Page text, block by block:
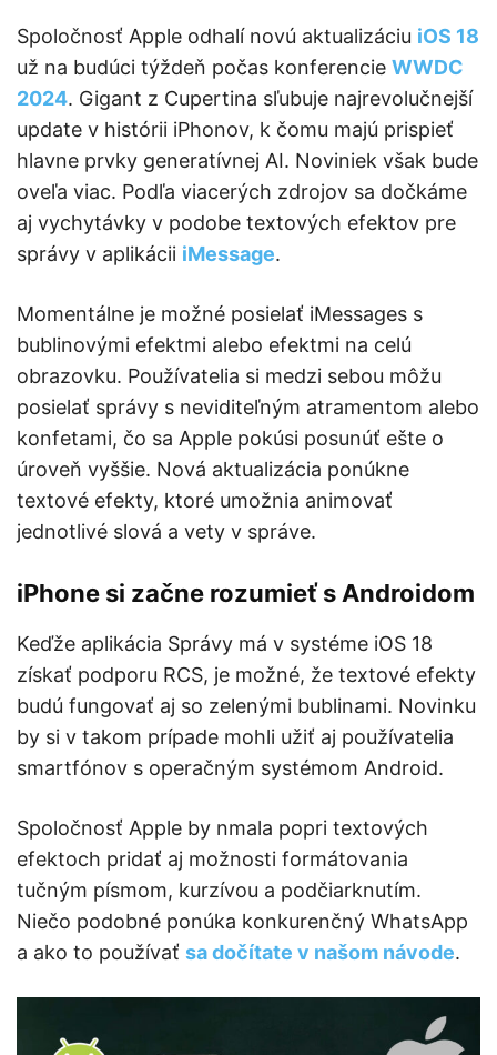
Spoločnosť Apple odhalí novú aktualizáciu iOS 18
už na budúci týždeň počas konferencie WWDC
2024. Gigant z Cupertina sľubuje najrevolučnejší
update v histórii iPhonov, k čomu majú prispieť
hlavne prvky generatívnej AI. Noviniek však bude
oveľa viac. Podľa viacerých zdrojov sa dočkáme
aj vychytávky v podobe textových efektov pre
správy v aplikácii iMessage.
Momentálne je možné posielať iMessages s
bublinovými efektmi alebo efektmi na celú
obrazovku. Používatelia si medzi sebou môžu
posielať správy s neviditeľným atramentom alebo
konfetami, čo sa Apple pokúsi posunúť ešte o
úroveň vyššie. Nová aktualizácia ponúkne
textové efekty, ktoré umožnia animovať
jednotlivé slová a vety v správe.
iPhone si začne rozumieť s Androidom
Keďže aplikácia Správy má v systéme iOS 18
získať podporu RCS, je možné, že textové efekty
budú fungovať aj so zelenými bublinami. Novinku
by si v takom prípade mohli užiť aj používatelia
smartfónov s operačným systémom Android.
Spoločnosť Apple by nmala popri textových
efektoch pridať aj možnosti formátovania
tučným písmom, kurzívou a podčiarknutím.
Niečo podobné ponúka konkurenčný WhatsApp
a ako to používať sa dočítate v našom návode.